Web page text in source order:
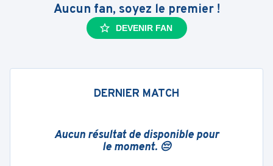
Aucun fan, soyez le premier !
DEVENIR FAN
DERNIER MATCH
Aucun résultat de disponible pour
le moment. 😔